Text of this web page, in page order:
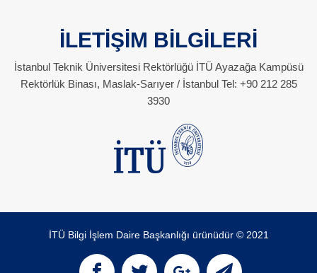
İLETİŞİM BİLGİLERİ
İstanbul Teknik Üniversitesi Rektörlüğü İTÜ Ayazağa Kampüsü
Rektörlük Binası, Maslak-Sarıyer / İstanbul Tel: +90 212 285
3930
İTÜ Bilgi İşlem Daire Başkanlığı ürünüdür © 2021